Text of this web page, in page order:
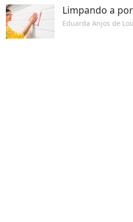
Limpando a
Eduarda Anjos de